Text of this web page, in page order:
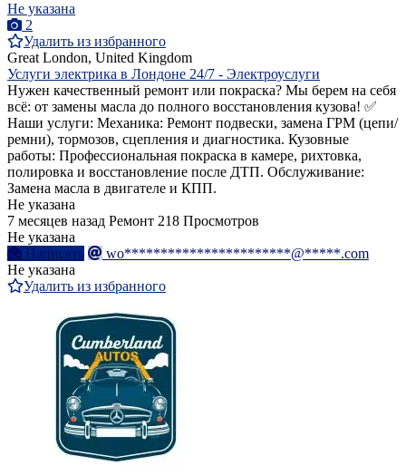
Не указана
2
Удалить из избранного
Great London, United Kingdom
Услуги электрика в Лондоне 24/7 - Электроуслуги
Нужен качественный ремонт или покраска? Мы берем на себя
всё: от замены масла до полного восстановления кузова! ✅
Наши услуги: Механика: Ремонт подвески, замена ГРМ (цепи/
ремни), тормозов, сцепления и диагностика. Кузовные
работы: Профессиональная покраска в камере, рихтовка,
полировка и восстановление после ДТП. Обслуживание:
Замена масла в двигателе и КПП.
Не указана
7 месяцев назад Ремонт 218 Просмотров
Не указана
Написать
wo***********************@*****.com
Не указана
Удалить из избранного